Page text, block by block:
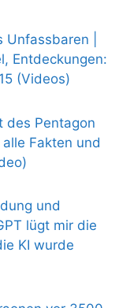
|
Entdeckungen:
(Videos)
des Pentagon
Fakten und
und
lügt mir die
KI wurde